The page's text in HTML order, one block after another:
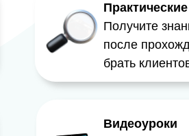
Получите
после
брать
Видеоуроки